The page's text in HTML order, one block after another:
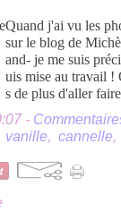
Quand j'ai vu les
sur le blog de
and- je me suis
uis mise au travail !
s de plus d'aller
-
vanille, cannelle,